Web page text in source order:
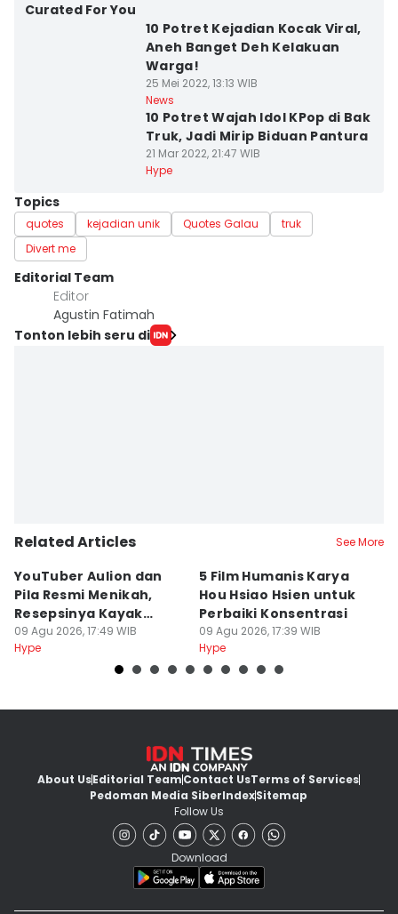
Curated For You
10 Potret Kejadian Kocak Viral,
Aneh Banget Deh Kelakuan
Warga!
25 Mei 2022, 13:13 WIB
News
10 Potret Wajah Idol KPop di Bak
Truk, Jadi Mirip Biduan Pantura
21 Mar 2022, 21:47 WIB
Hype
Topics
quotes kejadian unik Quotes Galau
truk
Divert me
Editorial Team
Editor
Agustin Fatimah
Tonton lebih seru di
Related Articles See More
YouTuber Aulion dan
Pila Resmi Menikah,
Resepsinya Kayak
Musikal
09 Agu 2026, 17:49 WIB
Hype
5 Film Humanis Karya
Hou Hsiao Hsien untuk
Perbaiki Konsentrasi
09 Agu 2026, 17:39 WIB
Hype
About UsEditorial TeamContact UsTerms of Services
Pedoman Media SiberIndexSitemap
Follow Us
Download